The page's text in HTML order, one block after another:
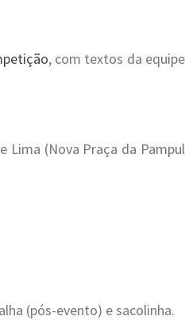
, com textos da
Lima (Nova Praça da
(pós-evento) e sacolinha.